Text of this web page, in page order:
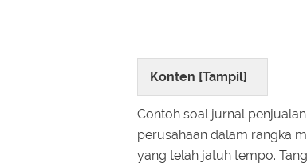
Konten [Tampil]
Contoh soal jurnal
perusahaan dalam rangka
yang telah jatuh tempo.